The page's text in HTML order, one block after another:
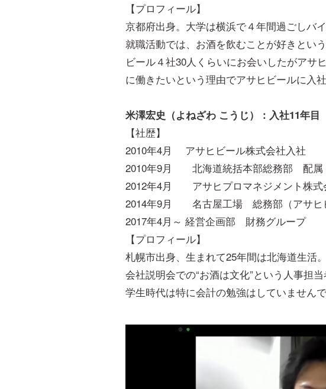
【プロフィール】
京都府出身。大学は横浜で４年間過ごしバ
就職活動では、お酒を飲むことが好きとい
ビール４社30人くらいにお会いしたがアサ
に働きたいという理由でアサヒビールに入社
米澤宏史（よねざわ こうじ）：入社11年目
【社歴】
2010年4月 アサヒビール株式会社入社
2010年9月 北海道統括本部総務部 配属
2012年4月 アサヒプロマネジメント株
2014年9月 名古屋工場 総務部（アサヒ
2017年4月～ 経営企画部 財務グループ
【プロフィール】
札幌市出身、生まれて25年間は北海道生活。
会社説明会での“お酒は文化”という人事担
学生時代は特に会計の勉強はしていません